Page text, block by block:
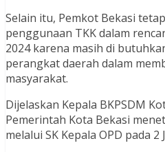
Selain itu, Pemkot Bekasi
penggunaan TKK dalam
2024 karena masih di
perangkat daerah dalam
masyarakat.
Dijelaskan Kepala BKPSDM
Pemerintah Kota Bekasi
melalui SK Kepala OPD pada 2